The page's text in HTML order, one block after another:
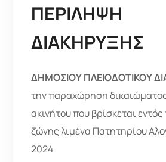
ΠΕΡΙΛΗΨΗ
ΔΙΑΚΗΡΥΞΗΣ
ΔΗΜΟΣΙΟΥ ΠΛΕΙΟΔΟΤΙΚΟΥ
την παραχώρηση
ακινήτου που βρίσκεται
ζώνης λιμένα Πατητηρίου
2024